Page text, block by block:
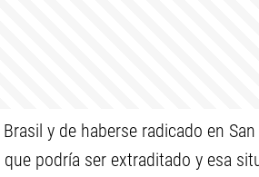
y de haberse radicado en
podría ser extraditado y esa